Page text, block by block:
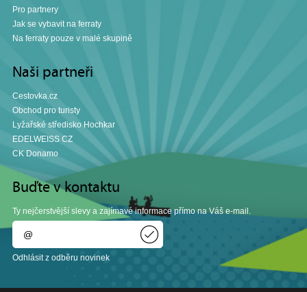
Pro partnery
Jak se vybavit na ferraty
Na ferraty pouze v malé skupině
Naši partneři
Cestovka.cz
Obchod pro turisty
Lyžařské středisko Hochkar
EDELWEISS CZ
CK Donamo
Buďte v kontaktu
Ty nejčerstvější slevy a zajímavé informace přímo na Váš e-mail.
Odhlásit z odběru novinek